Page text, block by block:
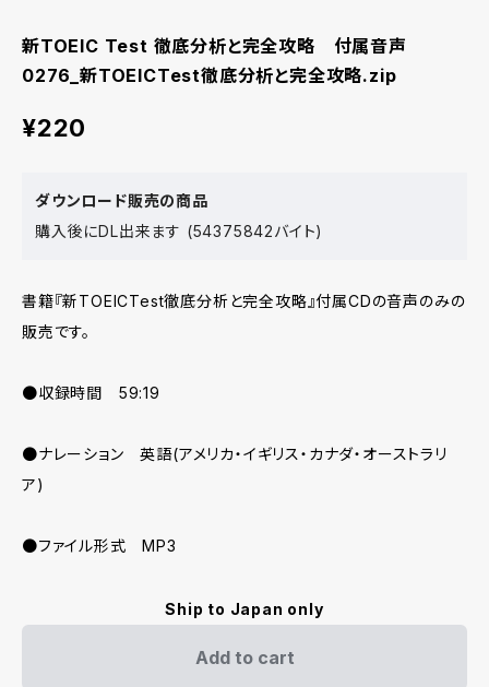
新TOEIC Test 徹底分析と完全攻略 付属音声
0276_新TOEICTest徹底分析と完全攻略.zip
¥220
ダウンロード販売の商品
購入後にDL出来ます (54375842バイト)
書籍『新TOEICTest徹底分析と完全攻略』付属CDの音声のみの
販売です。
●収録時間 59:19
●ナレーション 英語(アメリカ・イギリス・カナダ・オーストラリ
ア)
●ファイル形式 MP3
Ship to Japan only
Add to cart